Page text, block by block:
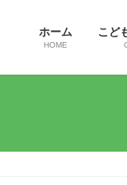
ホーム
HOME
こど